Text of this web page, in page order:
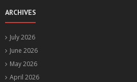
ARCHIVES
July 2026
June 2026
May 2026
April 2026